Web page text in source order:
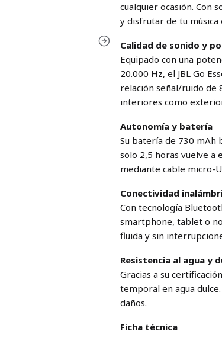
cualquier ocasión. Con
y disfrutar de tu música
Calidad de sonido y
Equipado con una
20.000 Hz, el JBL Go
relación señal/ruido de
interiores como
Autonomía y batería
Su batería de 730 mAh
solo 2,5 horas vuelve a
mediante cable micro-
Conectividad
Con tecnología
smartphone, tablet o
fluida y sin
Resistencia al agua y
Gracias a su
temporal en agua
daños.
Ficha técnica